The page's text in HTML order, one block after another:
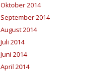
Oktober 2014
September 2014
August 2014
Juli 2014
Juni 2014
April 2014